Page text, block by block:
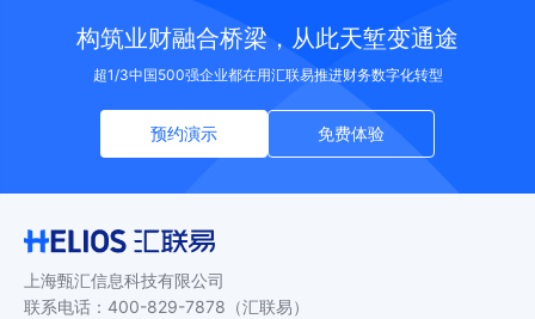
构筑业财融合桥梁，从此天堑变通途
超1/3中国500强企业都在用汇联易推进财务数字化转型
预约演示 免费体验
上海甄汇信息科技有限公司
联系电话 ： 400-829-7878 （汇联易）